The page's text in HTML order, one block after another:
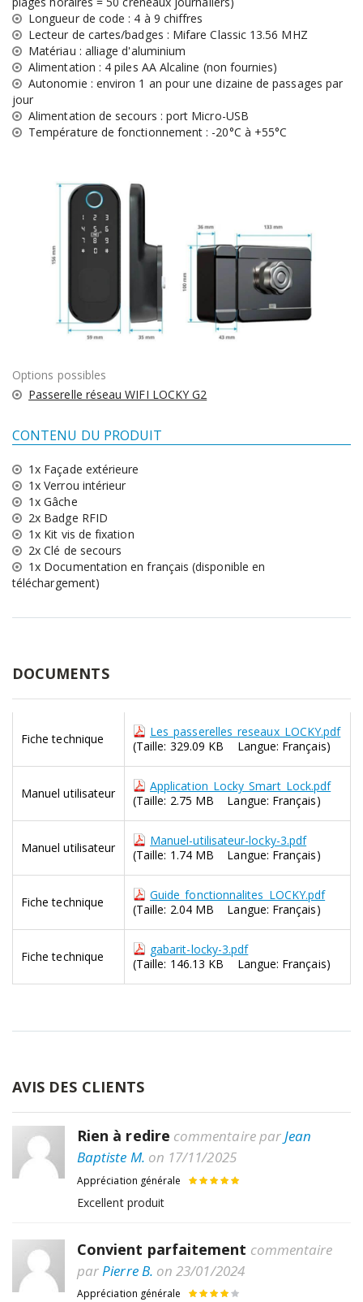
Longueur de code : 4 à 9 chiffres
Lecteur de cartes/badges : Mifare Classic 13.56 MHZ
Matériau : alliage d'aluminium
Alimentation : 4 piles AA Alcaline (non fournies)
Autonomie : environ 1 an pour une dizaine de passages par
jour
Alimentation de secours : port Micro-USB
Température de fonctionnement : -20°C à +55°C
Options possibles
Passerelle réseau WIFI LOCKY G2
CONTENU DU PRODUIT
1x Façade extérieure
1x Verrou intérieur
1x Gâche
2x Badge RFID
1x Kit vis de fixation
2x Clé de secours
1x Documentation en français (disponible en
téléchargement)
DOCUMENTS
Fiche technique
Les_passerelles_reseaux_LOCKY.pdf
(Taille: 329.09 KB Langue: Français)
Manuel utilisateur
Application_Locky_Smart_Lock.pdf
(Taille: 2.75 MB Langue: Français)
Manuel utilisateur
Manuel-utilisateur-locky-3.pdf
(Taille: 1.74 MB Langue: Français)
Fiche technique
Guide_fonctionnalites_LOCKY.pdf
(Taille: 2.04 MB Langue: Français)
Fiche technique
gabarit-locky-3.pdf
(Taille: 146.13 KB Langue: Français)
AVIS DES CLIENTS
Rien à redire commentaire parJean
Baptiste M. on 17/11/2025
Appréciation générale
Excellent produit
Convient parfaitement commentaire
parPierre B. on 23/01/2024
Appréciation générale